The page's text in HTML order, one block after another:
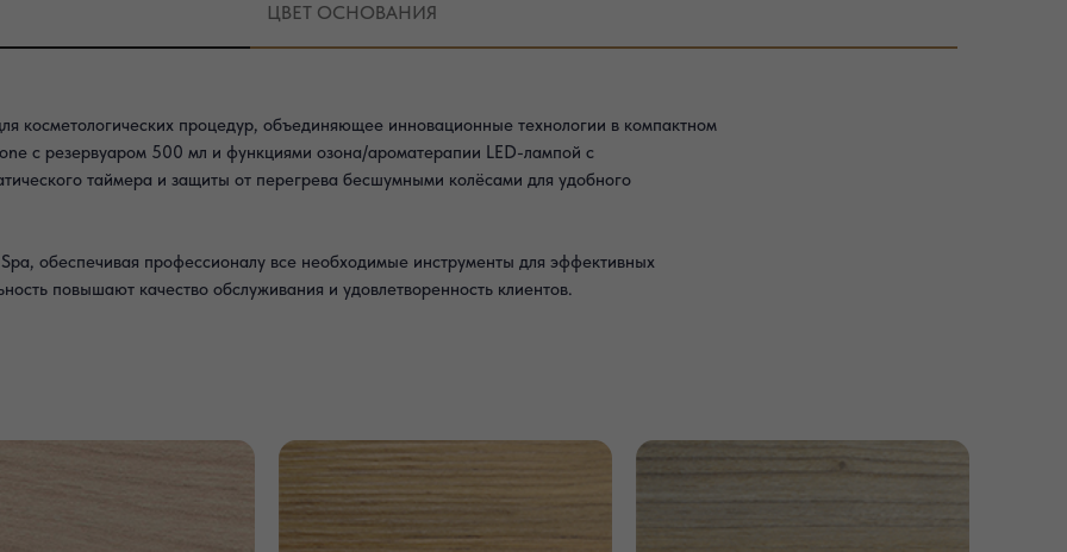
ЦВЕТ ОСНОВАНИЯ
косметологических процедур, объединяющее инновационные технологии в компактном
с резервуаром 500 мл и функциями озона/ароматерапии LED-лампой с
таймера и защиты от перегрева бесшумными колёсами для удобного
обеспечивая профессионалу все необходимые инструменты для эффективных
повышают качество обслуживания и удовлетворенность клиентов.